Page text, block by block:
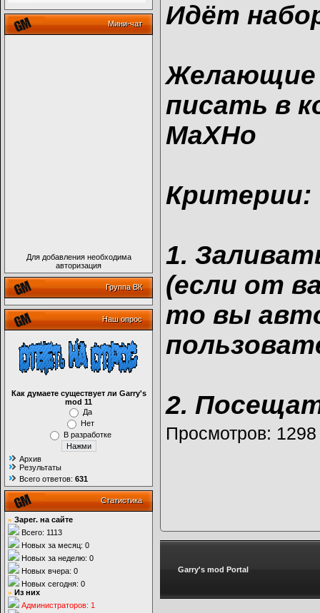
Мини-чат
Для добавления необходима
авторизация
Группа ВК
Наш опрос
Как думаете существует ли Garry's
mod 11
Да
Нет
В разработке
Архив
Результаты
Всего ответов: 631
Статистика
» Зарег. на сайте
Всего: 1113
Новых за месяц: 0
Новых за неделю: 0
Новых вчера: 0
Новых сегодня: 0
» Из них
Администраторов: 1
Идёт
Желающие
писать в
MaXHo
Критерии:
1.
(если от
то вы
2.
Просмотров:
Garry's mod Portal